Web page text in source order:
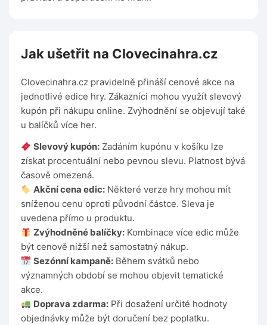
Jak ušetřit na Clovecinahra.cz
Clovecinahra.cz pravidelně přináší cenové akce na
jednotlivé edice hry. Zákazníci mohou využít slevový
kupón při nákupu online. Zvýhodnění se objevují také
u balíčků více her.
Slevový kupón: Zadáním kupónu v košíku lze
získat procentuální nebo pevnou slevu. Platnost bývá
časově omezená.
Akční cena edic: Některé verze hry mohou mít
sníženou cenu oproti původní částce. Sleva je
uvedena přímo u produktu.
Zvýhodněné balíčky: Kombinace více edic může
být cenově nižší než samostatný nákup.
Sezónní kampaně: Během svátků nebo
významných období se mohou objevit tematické
akce.
Doprava zdarma: Při dosažení určité hodnoty
objednávky může být doručení bez poplatku.